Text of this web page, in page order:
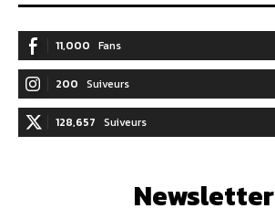
11,000 Fans
200 Suiveurs
128,657 Suiveurs
Newsletter